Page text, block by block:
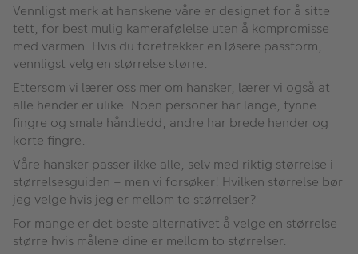
Vennligst merk at hanskene våre er designet for å sitte
tett, for best mulig kamerafølelse uten å kompromisse
med varmen. Hvis du foretrekker en løsere passform,
vennligst velg en størrelse større.
Ettersom vi lærer oss mer om hansker, lærer vi også at
alle hender er ulike. Noen personer har lange, tynne
fingre og smale håndledd, andre har brede hender og
korte fingre.
Våre hansker passer ikke alle, selv med riktig størrelse i
størrelsesguiden – men vi forsøker! Hvilken størrelse bør
jeg velge hvis jeg er mellom to størrelser?
For mange er det beste alternativet å velge en størrelse
større hvis målene dine er mellom to størrelser.